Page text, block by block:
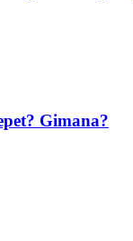
Gimana?